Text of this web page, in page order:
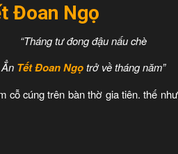
Đoan Ngọ
“Tháng tư đong đậu nấu chè
Ẳn Tết Đoan Ngọtrở về tháng năm”
cỗ cúng trên bàn thờ gia tiên. thế